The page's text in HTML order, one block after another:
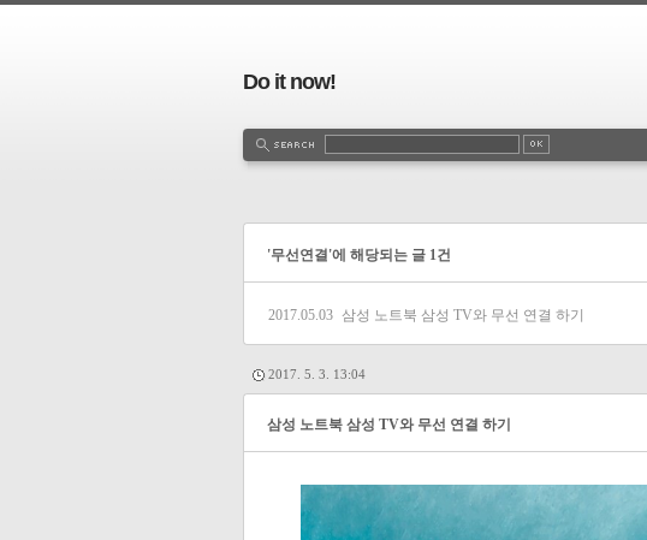
Do it now!
'무선연결'에 해당되는 글 1건
2017.05.03 삼성 노트북 삼성 TV와 무선 연결 하기
2017. 5. 3. 13:04
삼성 노트북 삼성 TV와 무선 연결 하기